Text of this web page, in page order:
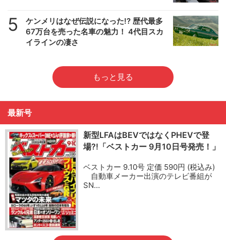
5
ケンメリはなぜ伝説になった!? 歴代最多
67万台を売った名車の魅力！ 4代目スカ
イラインの凄さ
もっと見る
最新号
新型LFAはBEVではなくPHEVで登
場?!「ベストカー 9月10日号発売！」
ベストカー 9.10号 定価 590円 (税込み)
自動車メーカー出演のテレビ番組が
SN…